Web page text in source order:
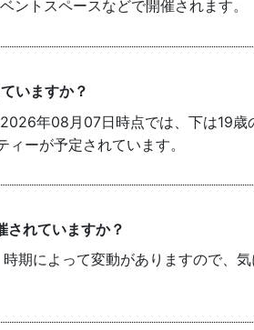
ントスペースなどで開催されます。
いますか？
年08月07日時点では、下は19歳
ーが予定されています。
されていますか？
期によって変動がありますので、気